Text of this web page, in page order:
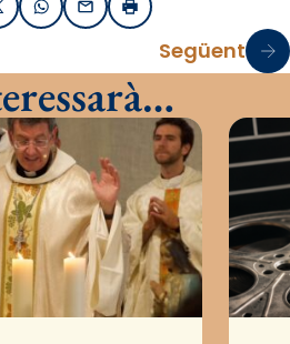
/ Twitter
WhatsApp
EmailImprimir
Següent